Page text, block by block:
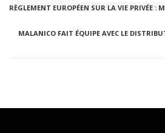
RÈGLEMENT EUROPÉEN SUR LA VIE PRIVÉE :
MALANICO FAIT ÉQUIPE AVEC LE